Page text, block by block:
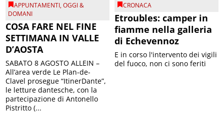
APPUNTAMENTI,OGGI &
DOMANI
COSA FARE NEL FINE
SETTIMANA IN VALLE
D’AOSTA
SABATO 8 AGOSTO ALLEIN –
All’area verde Le Plan-de-
Clavel prosegue “ItinerDante”,
le letture dantesche, con la
partecipazione di Antonello
Pistritto (...
CRONACA
Etroubles: camper in
fiamme nella galleria
di Echevennoz
E in corso l'intervento dei vigili
del fuoco, non ci sono feriti